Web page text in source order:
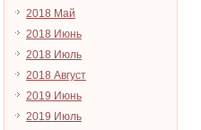
2018 Май
2018 Июнь
2018 Июль
2018 Август
2019 Июнь
2019 Июль